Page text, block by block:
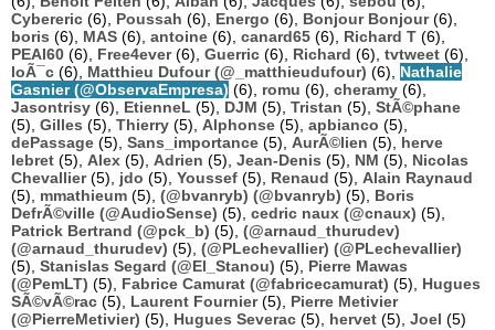
Cybereric (6), Poussah (6), Energo (6), Bonjour Bonjour(6),
boris (6), MAS (6), antoine (6), canard65 (6), Richard T (6),
PEAI60 (6), Free4ever(6), Guerric (6), Richard (6), tvtweet (6),
loÃ¯c (6), Matthieu Dufour (@_matthieudufour) (6), Nathalie
Gasnier (@ObservaEmpresa) (6), romu (6), cheramy (6),
Jasontrisy (6), EtienneL (5), DJM (5), Tristan (5), StÃ©phane
(5), Gilles (5), Thierry (5), Alphonse (5), apbianco (5),
dePassage (5), Sans_importance (5), AurÃ©lien (5), herve
lebret (5), Alex (5), Adrien (5), Jean-Denis (5), NM (5), Nicolas
Chevallier(5), jdo (5), Youssef (5), Renaud (5), Alain Raynaud
(5), mmathieum (5), (@bvanryb) (@bvanryb) (5), Boris
DefrÃ©ville (@AudioSense) (5), cedric naux (@cnaux) (5),
Patrick Bertrand (@pck_b) (5), (@arnaud_thurudev)
(@arnaud_thurudev) (5), (@PLechevallier) (@PLechevallier)
(5), Stanislas Segard (@El_Stanou) (5), Pierre Mawas
(@PemLT) (5), Fabrice Camurat (@fabricecamurat) (5), Hugues
SÃ©vÃ©rac (5), Laurent Fournier(5), Pierre Metivier
(@PierreMetivier) (5), Hugues Severac (5), hervet (5), Joel (5)